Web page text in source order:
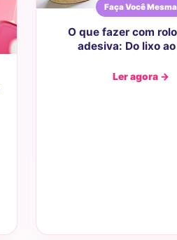
Faça Você Mesma
O que fazer com
adesiva: Do lixo
Ler agora →